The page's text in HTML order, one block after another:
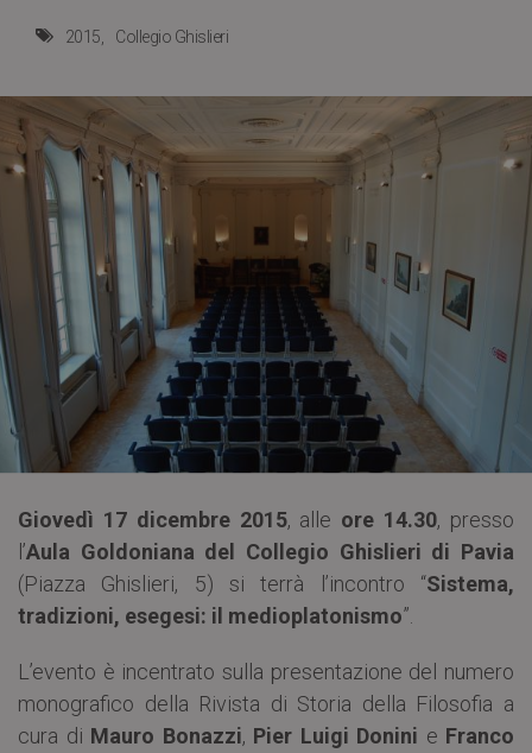
2015 Collegio Ghislieri
Giovedì 17 dicembre 2015, alle ore 14.30, presso
l’Aula Goldoniana del Collegio Ghislieri di Pavia
(Piazza Ghislieri, 5) si terrà l’incontro “Sistema,
tradizioni, esegesi: il medioplatonismo”.
L’evento è incentrato sulla presentazione del numero
monografico della Rivista di Storia della Filosofia a
cura di Mauro Bonazzi, Pier Luigi Donini e Franco